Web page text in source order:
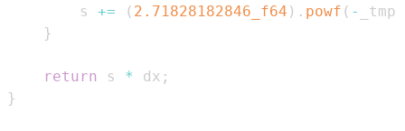
        s
+= ( 2.71828182846_f64 ) . powf ( - _tmp
}
return s * dx ;
}